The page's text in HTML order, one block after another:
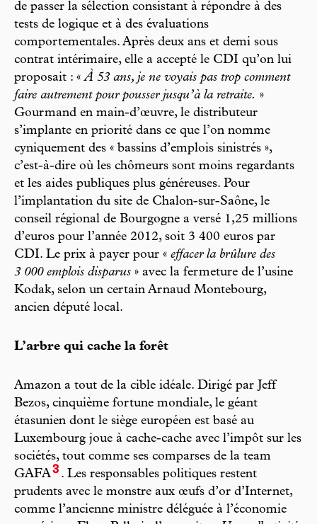
de passer la sélection consistant à répondre à des
tests de logique et à des évaluations
comportementales. Après deux ans et demi sous
contrat intérimaire, elle a accepté le CDI qu’on lui
proposait : «À 53 ans, je ne voyais pas trop comment
faire autrement pour pousser jusqu’à la retraite. »
Gourmand en main-d’œuvre, le distributeur
s’implante en priorité dans ce que l’on nomme
cyniquement des « bassins d’emplois sinistrés »,
c’est-à-dire où les chômeurs sont moins regardants
et les aides publiques plus généreuses. Pour
l’implantation du site de Chalon-sur-Saône, le
conseil régional de Bourgogne a versé 1,25 millions
d’euros pour l’année 2012, soit 3 400 euros par
CDI. Le prix à payer pour « effacer la brûlure des
3 000 emplois disparus » avec la fermeture de l’usine
Kodak, selon un certain Arnaud Montebourg,
ancien député local.
L’arbre qui cache la forêt
Amazon a tout de la cible idéale. Dirigé par Jeff
Bezos, cinquième fortune mondiale, le géant
étasunien dont le siège européen est basé au
Luxembourg joue à cache-cache avec l’impôt sur les
sociétés, tout comme ses comparses de la team
GAFA3 . Les responsables politiques restent
prudents avec le monstre aux œufs d’or d’Internet,
comme l’ancienne ministre déléguée à l’économie